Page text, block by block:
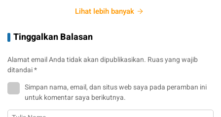
Lihat lebih banyak
Tinggalkan Balasan
Alamat email Anda tidak akan dipublikasikan. Ruas yang wajib
ditandai*
Simpan nama, email, dan situs web saya pada peramban ini
untuk komentar saya berikutnya.